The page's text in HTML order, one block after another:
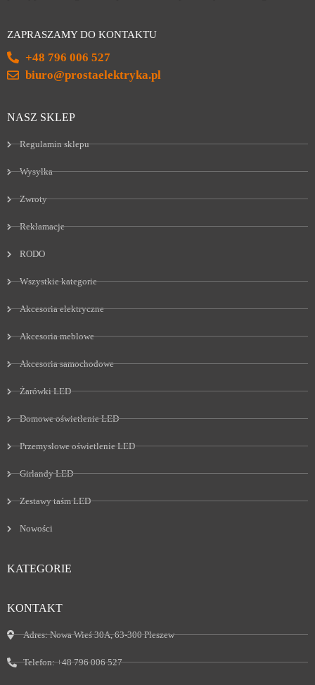
ZAPRASZAMY DO KONTAKTU
+48 796 006 527
biuro@prostaelektryka.pl
NASZ SKLEP
Regulamin sklepu
Wysyłka
Zwroty
Reklamacje
RODO
Wszystkie kategorie
Akcesoria elektryczne
Akcesoria meblowe
Akcesoria samochodowe
Żarówki LED
Domowe oświetlenie LED
Przemysłowe oświetlenie LED
Girlandy LED
Zestawy taśm LED
Nowości
KATEGORIE
KONTAKT
Adres:Nowa Wieś 30A, 63-300 Pleszew
Telefon:+48 796 006 527